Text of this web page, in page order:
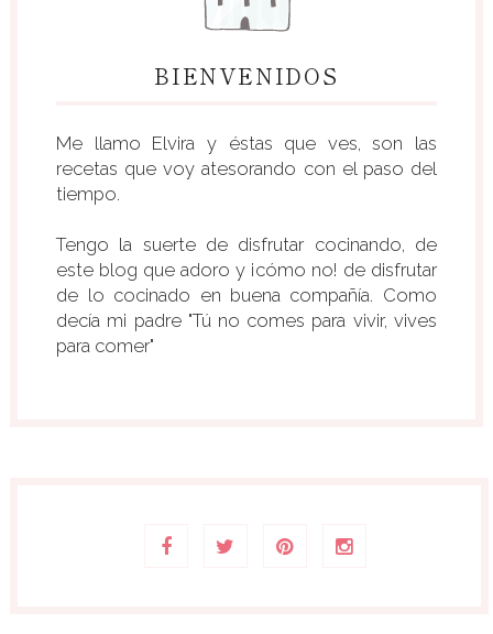
BIENVENIDOS
Me llamo Elvira y éstas que ves, son las
recetas que voy atesorando con el paso del
tiempo.
Tengo la suerte de disfrutar cocinando, de
este blog que adoro y ¡cómo no! de disfrutar
de lo cocinado en buena compañía. Como
decía mi padre "Tú no comes para vivir, vives
para comer"